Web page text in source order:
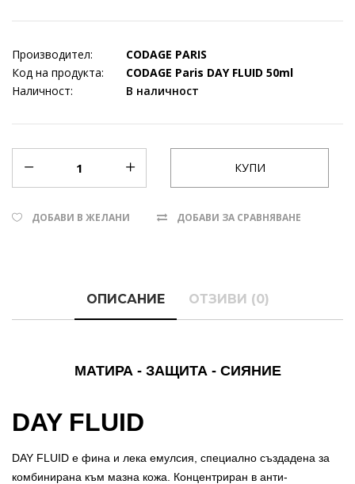
Производител:
CODAGE PARIS
Код на продукта:
CODAGE Paris DAY FLUID 50ml
Наличност:
В наличност
ДОБАВИ В ЖЕЛАНИ ДОБАВИ ЗА СРАВНЯВАНЕ
ОПИСАНИЕ ОТЗИВИ (0)
МАТИРА - ЗАЩИТА - СИЯНИЕ
DAY FLUID
DAY FLUID е фина и лека емулсия, специално създадена за
комбинирана към мазна кожа. Концентриран в анти-